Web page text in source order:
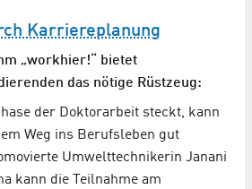
Karriereplanung
„workhier!“ bietet
das nötige Rüstzeug:
der Doktorarbeit steckt, kann
Weg ins Berufsleben gut
Umwelttechnikerin Janani
kann die Teilnahme am